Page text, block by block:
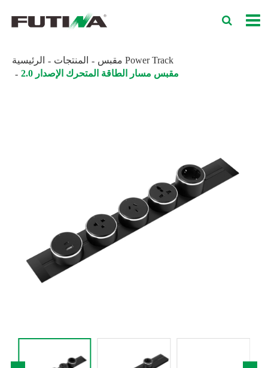
الرئيسية المنتجات
مقبس Power Track
مقبس مسار الطاقة المتحرك الإصدار 2.0